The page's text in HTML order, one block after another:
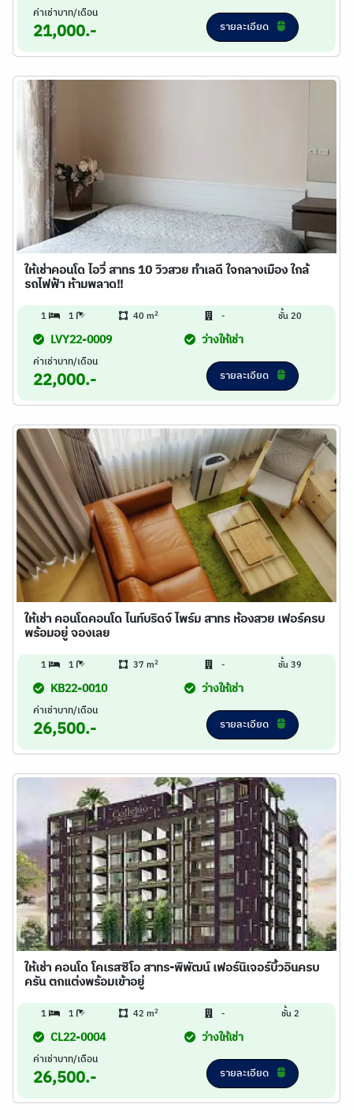
ค่าเช่าบาท/เดือน
21,000.- รายละเอียด
ให้เช่าคอนโด ไอวี่ สาทร 10 วิวสวย ทำเลดี ใจกลางเมือง ใกล้
รถไฟฟ้า ห้ามพลาด!!
1 1 40 m2 - ชั้น 20
LVY22-0009 ว่างให้เช่า
ค่าเช่าบาท/เดือน
22,000.- รายละเอียด
ให้เช่า คอนโดคอนโด ไนท์บริดจ์ ไพร์ม สาทร ห้องสวย เฟอร์ครบ
พร้อมอยู่ จองเลย
1 1 37 m2 - ชั้น 39
KB22-0010 ว่างให้เช่า
ค่าเช่าบาท/เดือน
26,500.- รายละเอียด
ให้เช่า คอนโด โคเรสซิโอ สาทร-พิพัฒน์ เฟอร์นิเจอร์บิ้วอินครบ
ครัน ตกแต่งพร้อมเข้าอยู่
1 1 42 m2 - ชั้น 2
CL22-0004 ว่างให้เช่า
ค่าเช่าบาท/เดือน
26,500.- รายละเอียด